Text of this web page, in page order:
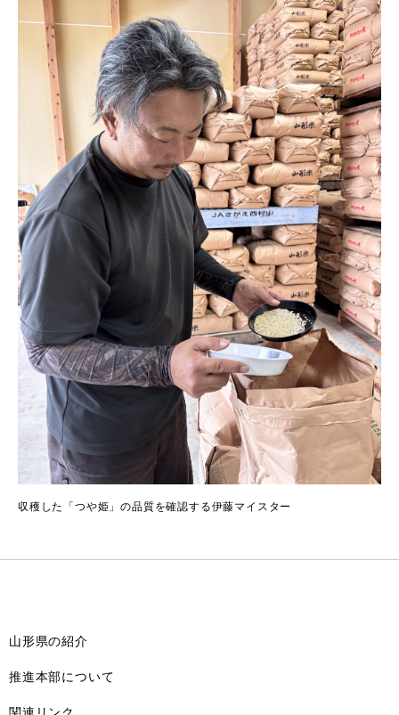
収穫した「つや姫」の品質を確認する伊藤マイスター
山形県の紹介
推進本部について
関連リンク